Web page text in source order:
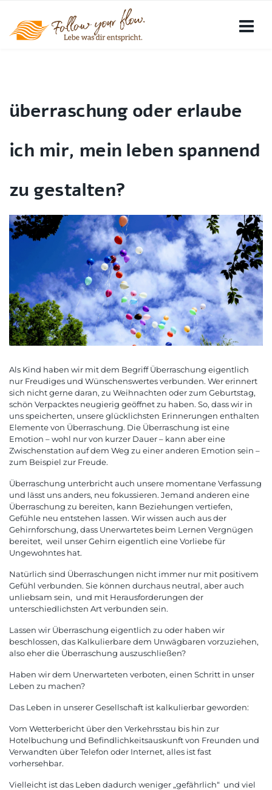
überraschung oder erlaube
ich mir, mein leben spannend
zu gestalten?
Als Kind haben wir mit dem Begriff Überraschung eigentlich
nur Freudiges und Wünschenswertes verbunden. Wer erinnert
sich nicht gerne daran, zu Weihnachten oder zum Geburtstag,
schön Verpacktes neugierig geöffnet zu haben. So, dass wir in
uns speicherten, unsere glücklichsten Erinnerungen enthalten
Elemente von Überraschung. Die Überraschung ist eine
Emotion – wohl nur von kurzer Dauer – kann aber eine
Zwischenstation auf dem Weg zu einer anderen Emotion sein –
zum Beispiel zur Freude.
Überraschung unterbricht auch unsere momentane Verfassung
und lässt uns anders, neu fokussieren. Jemand anderen eine
Überraschung zu bereiten, kann Beziehungen vertiefen,
Gefühle neu entstehen lassen. Wir wissen auch aus der
Gehirnforschung, dass Unerwartetes beim Lernen Vergnügen
bereitet, weil unser Gehirn eigentlich eine Vorliebe für
Ungewohntes hat.
Natürlich sind Überraschungen nicht immer nur mit positivem
Gefühl verbunden. Sie können durchaus neutral, aber auch
unliebsam sein, und mit Herausforderungen der
unterschiedlichsten Art verbunden sein.
Lassen wir Überraschung eigentlich zu oder haben wir
beschlossen, das Kalkulierbare dem Unwägbaren vorzuziehen,
also eher die Überraschung auszuschließen?
Haben wir dem Unerwarteten verboten, einen Schritt in unser
Leben zu machen?
Das Leben in unserer Gesellschaft ist kalkulierbar geworden:
Vom Wetterbericht über den Verkehrsstau bis hin zur
Hotelbuchung und Befindlichkeitsauskunft von Freunden und
Verwandten über Telefon oder Internet, alles ist fast
vorhersehbar.
Vielleicht ist das Leben dadurch weniger „gefährlich“ und viel